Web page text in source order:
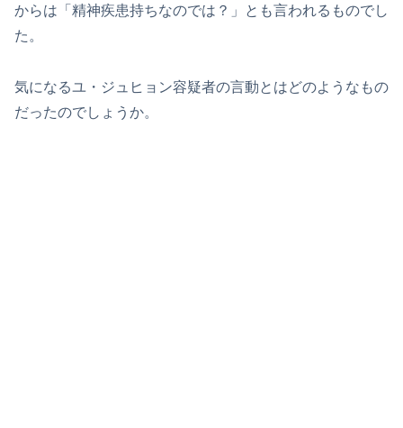
からは「精神疾患持ちなのでは？」とも言われるものでし
た。
気になるユ・ジュヒョン容疑者の言動とはどのようなもの
だったのでしょうか。